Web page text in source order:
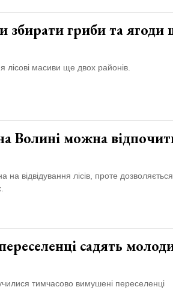
збирати гриби та ягоди
лісові масиви ще двох районів.
Волині можна
на відвідування лісів, проте дозволяється
садять
тимчасово вимушені переселенці